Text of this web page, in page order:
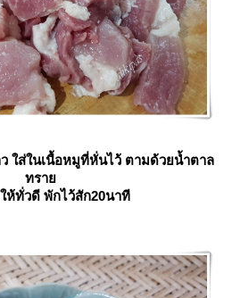
ใส่ในเนื้อหมูที่หั่นไว้ ตามด้วยน้ำตาล
ทรา
ห้ทั่วดี พักไว้สัก20นาที